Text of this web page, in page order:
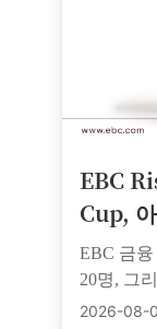
EBC
Cup,
EBC 금
20명, 그
아프리카
2026-08-